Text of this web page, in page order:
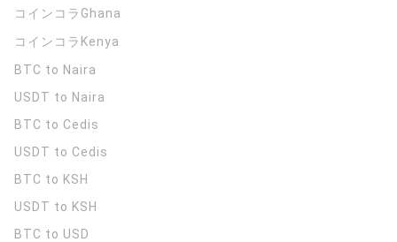
コインコラ Ghana
コインコラ Kenya
BTC to Naira
USDT to Naira
BTC to Cedis
USDT to Cedis
BTC to KSH
USDT to KSH
BTC to USD